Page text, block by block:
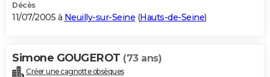
Décès
11/07/2005 à Neuilly-sur-Seine (Hauts-de-Seine)
Simone GOUGEROT (73 ans)
Créer une cagnotte obsèques